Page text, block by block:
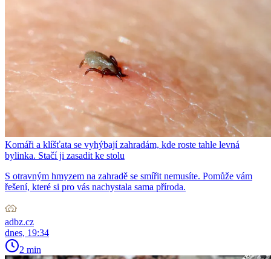
Komáři a klíšťata se vyhýbají zahradám, kde roste tahle levná
bylinka. Stačí ji zasadit ke stolu
S otravným hmyzem na zahradě se smířit nemusíte. Pomůže vám
řešení, které si pro vás nachystala sama příroda.
adbz.cz
dnes, 19:34
2 min